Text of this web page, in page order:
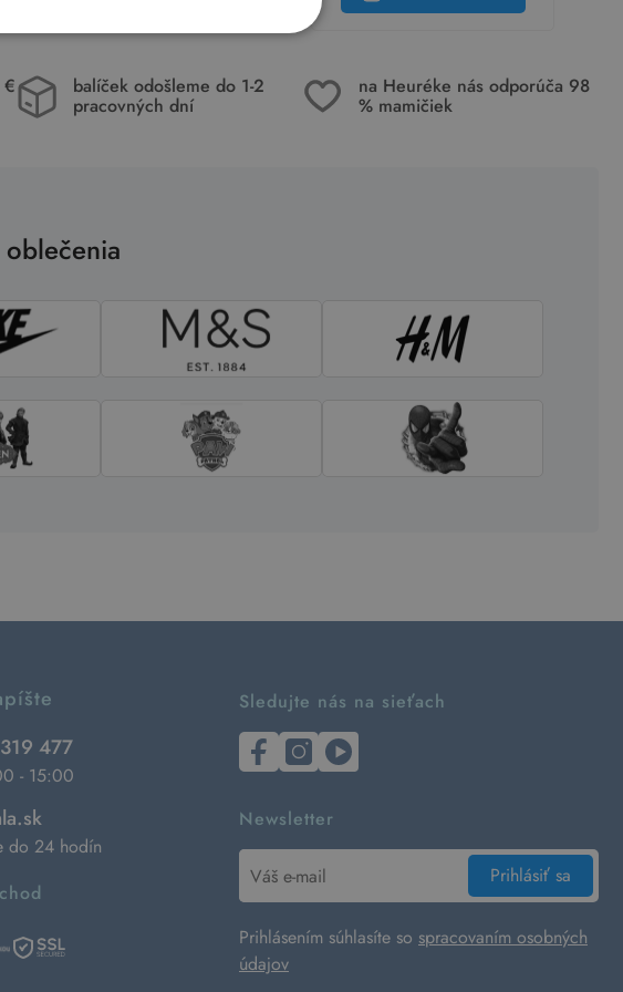
€ balíček odošleme do 1-2
pracovných dní
na Heuréke nás odporúča 98
% mamičiek
477
- 15:00
do 24 hodín
Sledujte nás na sieťach
Newsletter
Prihlásiť sa
Prihlásením súhlasíte so spracovaním osobných
údajov